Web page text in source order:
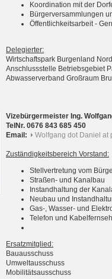
Koordination mit der
Bürgerversammlungen
Öffentlichkeitsarbeit -
Delegierter:
Wirtschaftspark Burgenland
Anschlussstelle Betriebsgebiet
Abwasserverband Großraum
Vizebürgermeister Ing.
TelNr. 0676 843 685 450
Email:
Wolfgang dot Daniel at
Zuständigkeitsbereich Vorstand:
Stellvertretung vom
Straßen- und Kanalbau
Instandhaltung der
Neubau und
Gas-, Wasser- und
Telefon und
Ersatzmitglied:
Bauausschuss
Umweltausschuss
Mobilitätsausschuss